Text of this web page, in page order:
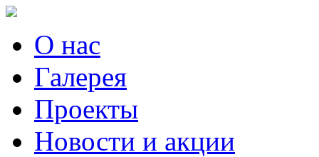
О нас
Галерея
Проекты
Новости и акции